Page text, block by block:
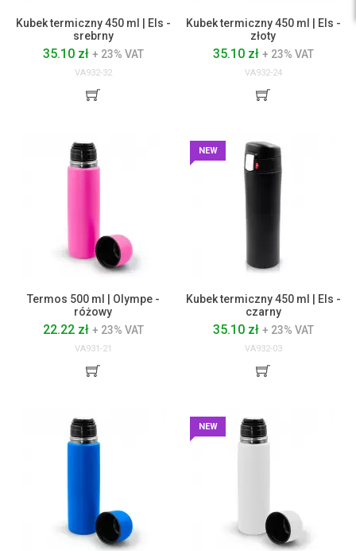
Kubek termiczny 450 ml | Els -
srebrny
35.10 zł + 23% VAT
VA932-32
Kubek termiczny 450 ml | Els -
złoty
35.10 zł + 23% VAT
VA932-24
Termos 500 ml | Olympe -
różowy
22.22 zł + 23% VAT
VA931-21
NEW
Kubek termiczny 450 ml | Els -
czarny
35.10 zł + 23% VAT
VA932-03
NEW